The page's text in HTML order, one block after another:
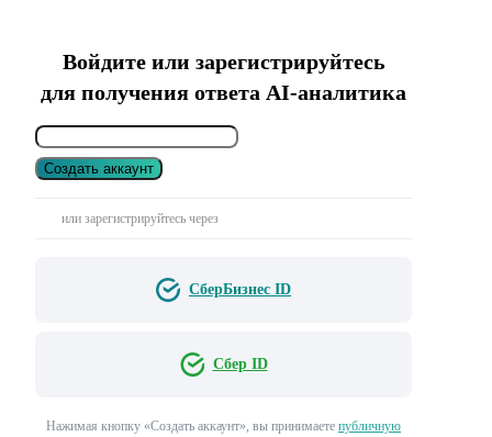
Войдите или зарегистрируйтесь
для получения ответа AI-аналитика
Создать аккаунт
или зарегистрируйтесь через
СберБизнес ID
Сбер ID
Нажимая кнопку «Создать аккаунт», вы принимаете публичную